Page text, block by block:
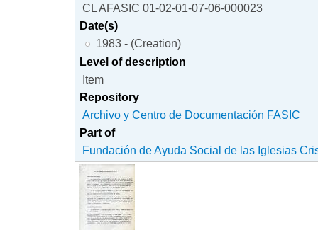
CL AFASIC 01-02-01-07-06-000023
Date(s)
1983 - (Creation)
Level of description
Item
Repository
Archivo y Centro de Documentación FASIC
Part of
Fundación de Ayuda Social de las Iglesias